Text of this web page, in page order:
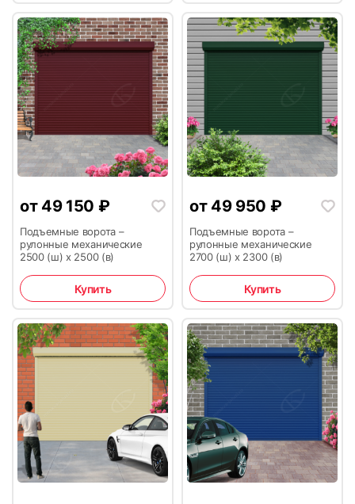
27 28
29 30
33 34
от 49 150 ₽
Подъемные ворота –
рулонные механические
2500 (ш) х 2500 (в)
Купить
от 49 950 ₽
Подъемные ворота –
рулонные механические
2700 (ш) х 2300 (в)
Купить